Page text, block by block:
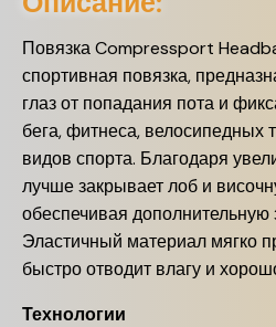
Повязка Compressport
спортивная повязка,
глаз от попадания пота и
бега, фитнеса, велосипедных
видов спорта. Благодаря
лучше закрывает лоб и
обеспечивая
Эластичный материал мягко
быстро отводит влагу и
Технологии